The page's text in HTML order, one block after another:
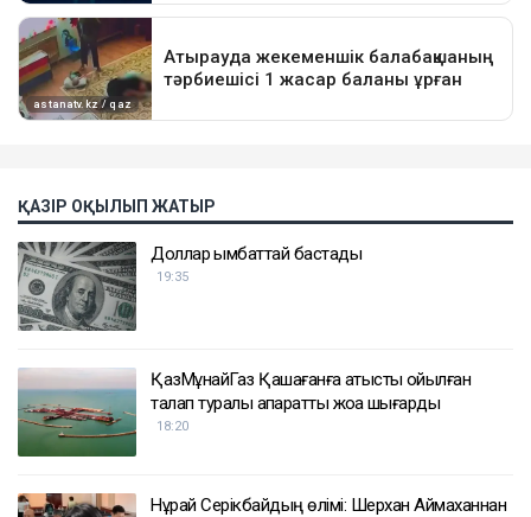
ҚАЗІР ОҚЫЛЫП ЖАТЫР
Доллар қымбаттай бастады
19:35
ҚазМұнайГаз Қашағанға қатысты қойылған
талап туралы ақпаратты жоққа шығарды
18:20
Нұрай Серікбайдың өлімі: Шерхан Аймаханнан